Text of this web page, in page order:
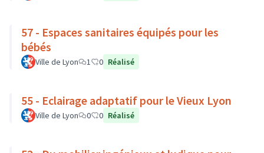
57 - Espaces sanitaires équipés pour les
bébés
Ville de Lyon 1 0 Réalisé
55 - Eclairage adaptatif pour le Vieux Lyon
Ville de Lyon 0 0 Réalisé